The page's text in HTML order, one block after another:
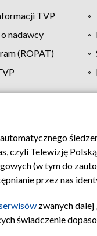
TVP
nadawcy
(ROPAT)
zgody Pomoc
Telewizję
(w tym do
przez nas
zwanych
świadczenie